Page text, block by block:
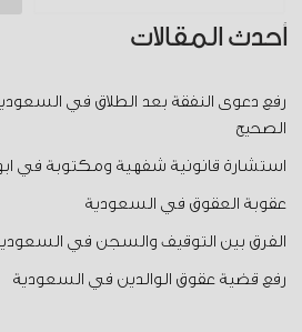
أحدث المقالات
رفع دعوى النفقة بعد الطلاق في
الصحيح
استشارة قانونية شفهية ومكتوبة في ابها: 7 فروقات
عقوبة العقوق في السعودية
الفرق بين التوقيف والسجن في
رفع قضية عقوق الوالدين في السعودية